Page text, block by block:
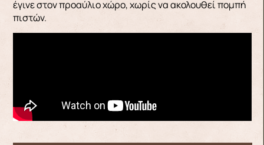
έγινε στον προαύλιο χώρο, χωρίς να ακολουθεί πομπή
πιστών.